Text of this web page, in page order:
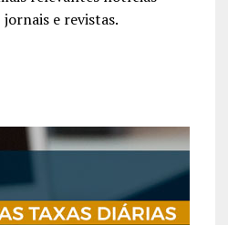
e revistas.